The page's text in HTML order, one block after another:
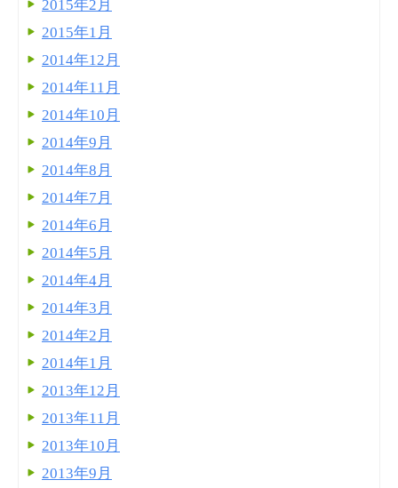
2015年2月
2015年1月
2014年12月
2014年11月
2014年10月
2014年9月
2014年8月
2014年7月
2014年6月
2014年5月
2014年4月
2014年3月
2014年2月
2014年1月
2013年12月
2013年11月
2013年10月
2013年9月